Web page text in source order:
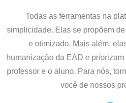
Todas as ferramentas na
simplicidade. Elas se propõem
e otimizado. Mais além,
humanização da EAD e
professor e o aluno. Para nós,
você de nossos